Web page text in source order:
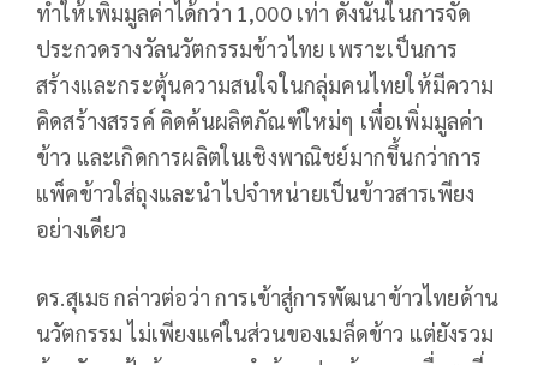
ทำให้เพิ่มมูลค่าได้กว่า 1,000 เท่า ดังนั้นในการจัด
ประกวดรางวัลนวัตกรรมข้าวไทย เพราะเป็นการ
สร้างและกระตุ้นความสนใจในกลุ่มคนไทยให้มีความ
คิดสร้างสรรค์ คิดค้นผลิตภัณฑ์ใหม่ๆ เพื่อเพิ่มมูลค่า
ข้าว และเกิดการผลิตในเชิงพาณิชย์มากขึ้นกว่าการ
แพ็คข้าวใส่ถุงและนำไปจำหน่ายเป็นข้าวสารเพียง
อย่างเดียว
ดร.สุเมธ กล่าวต่อว่า การเข้าสู่การพัฒนาข้าวไทยด้าน
นวัตกรรม ไม่เพียงแค่ในส่วนของเมล็ดข้าว แต่ยังรวม